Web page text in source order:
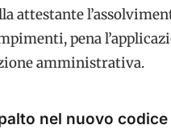
attestante
pena
amministrativa.
nel nuovo codice